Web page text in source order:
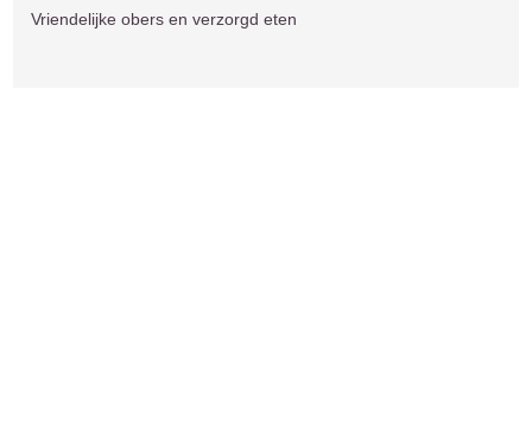
Vriendelijke obers en verzorgd eten